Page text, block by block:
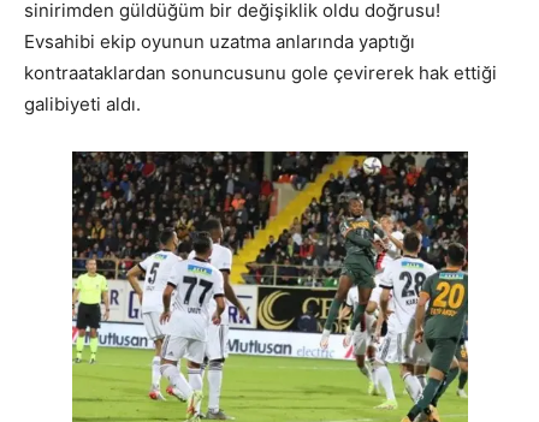
sinirimden güldüğüm bir değişiklik oldu doğrusu!
Evsahibi ekip oyunun uzatma anlarında yaptığı
kontraataklardan sonuncusunu gole çevirerek hak ettiği
galibiyeti aldı.